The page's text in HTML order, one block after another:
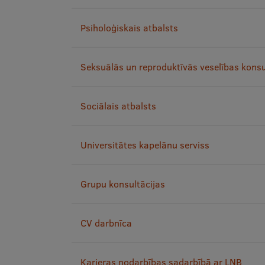
Psiholoģiskais atbalsts
Seksuālās un reproduktīvās veselības
Sociālais atbalsts
Universitātes kapelānu serviss
Grupu konsultācijas
CV darbnīca
Karjeras nodarbības sadarbībā ar LNB